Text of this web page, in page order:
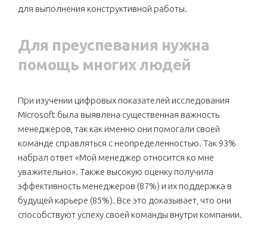
для выполнения конструктивной работы.
Для преуспевания нужна
помощь многих людей
При изучении цифровых показателей исследования
Microsoft была выявлена существенная важность
менеджеров, так как именно они помогали своей
команде справляться с неопределенностью. Так 93%
набрал ответ «Мой менеджер относится ко мне
уважительно». Также высокую оценку получила
эффективность менеджеров (87%) и их поддержка в
будущей карьере (85%). Все это доказывает, что они
способствуют успеху своей команды внутри компании.